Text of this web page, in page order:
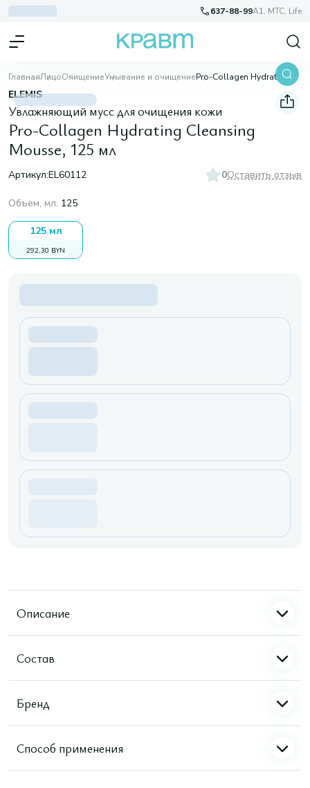
637-88-99A1, МТС, Life
ГлавнаяЛицоОчищениеУмывание и очищение Pro-Collagen Hydrating Cleansing Mousse, 125 мл
ELEMIS
Увлажняющий мусс для очищения кожи
Pro-Collagen Hydrating Cleansing
Mousse, 125 мл
Артикул:EL60112 0Оставить отзыв
Объем, мл: 125
125 мл
292,30 BYN
Описание
Состав
Бренд
Способ применения